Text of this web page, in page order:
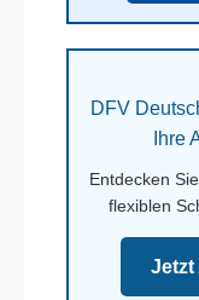
DFV
Ihre
Entdecken
flexiblen
Jetzt